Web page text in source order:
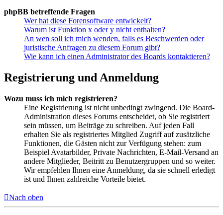
phpBB betreffende Fragen
Wer hat diese Forensoftware entwickelt?
Warum ist Funktion x oder y nicht enthalten?
An wen soll ich mich wenden, falls es Beschwerden oder
juristische Anfragen zu diesem Forum gibt?
Wie kann ich einen Administrator des Boards kontaktieren?
Registrierung und Anmeldung
Wozu muss ich mich registrieren?
Eine Registrierung ist nicht unbedingt zwingend. Die Board-
Administration dieses Forums entscheidet, ob Sie registriert
sein müssen, um Beiträge zu schreiben. Auf jeden Fall
erhalten Sie als registriertes Mitglied Zugriff auf zusätzliche
Funktionen, die Gästen nicht zur Verfügung stehen: zum
Beispiel Avatarbilder, Private Nachrichten, E-Mail-Versand an
andere Mitglieder, Beitritt zu Benutzergruppen und so weiter.
Wir empfehlen Ihnen eine Anmeldung, da sie schnell erledigt
ist und Ihnen zahlreiche Vorteile bietet.
Nach oben